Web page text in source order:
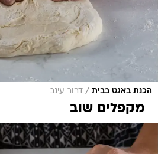
הכנת באגט בבית / דרור עינב
מקפלים שוב